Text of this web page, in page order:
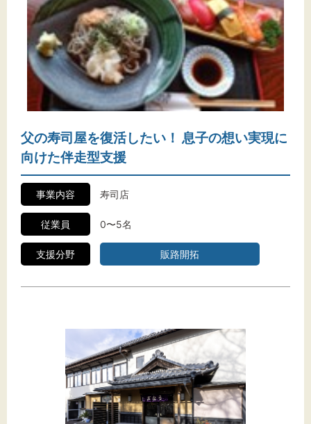
父の寿司屋を復活したい！ 息子の想い実現に
向けた伴走型支援
事業内容 寿司店
従業員 0〜5名
支援分野 販路開拓